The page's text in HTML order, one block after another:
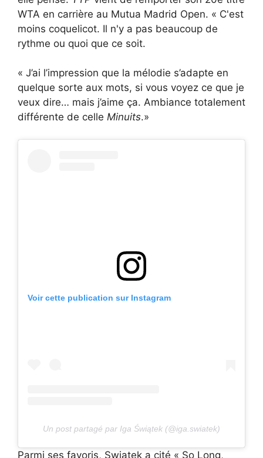
WTA en carrière au Mutua Madrid Open. « C'est
moins coquelicot. Il n'y a pas beaucoup de
rythme ou quoi que ce soit.
« J’ai l’impression que la mélodie s’adapte en
quelque sorte aux mots, si vous voyez ce que je
veux dire… mais j’aime ça. Ambiance totalement
différente de celle Minuits.»
Voir cette publication sur Instagram
Un post partagé par Iga Świątek (@iga.swiatek)
Parmi ses favoris, Swiatek a cité « So Long,